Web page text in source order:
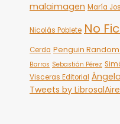
malaimagen María
Nicolás Poblete No
Cerda Penguin
Barros Sebastián Pérez
Visceras Editorial
Tweets by LibrosalAire